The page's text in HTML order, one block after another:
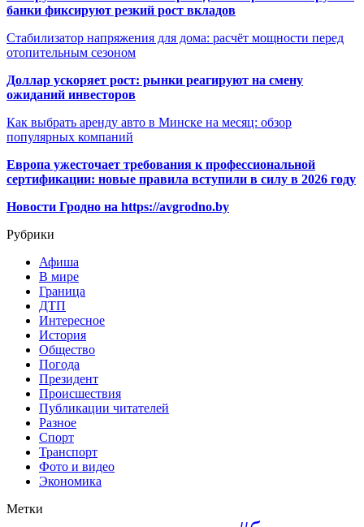
банки фиксируют резкий рост вкладов
Стабилизатор напряжения для дома: расчёт мощности перед
отопительным сезоном
Доллар ускоряет рост: рынки реагируют на смену
ожиданий инвесторов
Как выбрать аренду авто в Минске на месяц: обзор
популярных компаний
Европа ужесточает требования к профессиональной
сертификации: новые правила вступили в силу в 2026 году
Новости Гродно на https://avgrodno.by
Рубрики
Афиша
В мире
Граница
ДТП
Интересное
История
Общество
Погода
Президент
Происшествия
Публикации читателей
Разное
Спорт
Транспорт
Фото и видео
Экономика
Метки